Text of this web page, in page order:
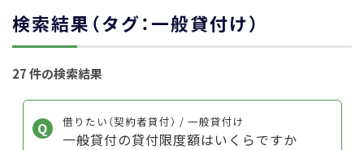
検索結果（タグ：一般貸付け）
27 件の検索結果
借りたい（契約者貸付） / 一般貸付け
一般貸付の貸付限度額はいくらですか